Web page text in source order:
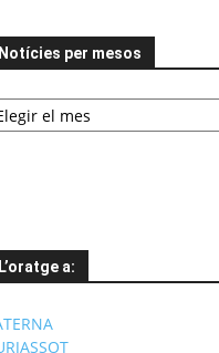
Notícies per mesos
L’oratge a: